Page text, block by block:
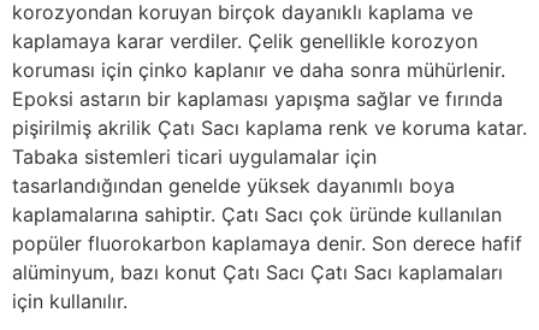
korozyondan koruyan birçok dayanıklı kaplama ve
kaplamaya karar verdiler. Çelik genellikle korozyon
koruması için çinko kaplanır ve daha sonra mühürlenir.
Epoksi astarın bir kaplaması yapışma sağlar ve fırında
pişirilmiş akrilik Çatı Sacı kaplama renk ve koruma katar.
Tabaka sistemleri ticari uygulamalar için
tasarlandığından genelde yüksek dayanımlı boya
kaplamalarına sahiptir. Çatı Sacı çok üründe kullanılan
popüler fluorokarbon kaplamaya denir. Son derece hafif
alüminyum, bazı konut Çatı Sacı Çatı Sacı kaplamaları
için kullanılır.